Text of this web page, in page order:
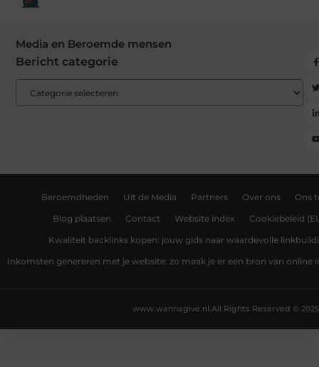
Media en Beroemde mensen
Bericht categorie
Beroemdheden Uit de Media Partners Over ons Ons
Blog plaatsen Contact Website index Cookiebeleid
Kwaliteit backlinks kopen: jouw gids naar waardevolle
Inkomsten genereren met je website: zo maak je er een bron van online
All Rights Reserved © 2025
www.wannagive.nl.